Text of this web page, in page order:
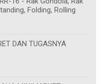
Folding, Rolling
DAN TUGASNYA